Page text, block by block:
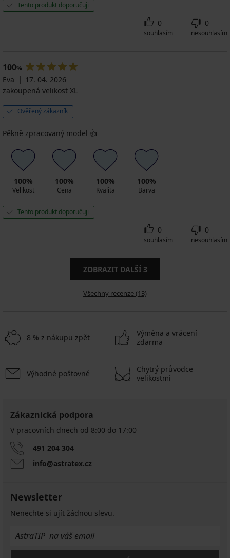
Tento produkt doporučuji
0
souhlasím
0
nesouhlasím
100%
Eva
17. 04. 2026
zakoupená velikost XL
Ověřený zákazník
Pěkně zpracovaný model 👍
100%
Velikost
100%
Cena
100%
Kvalita
100%
Barva
Tento produkt doporučuji
0
souhlasím
0
nesouhlasím
ZOBRAZIT DALŠÍ 3
Všechny recenze (13)
8 % z nákupu zpět
Výměna a vrácení
zdarma
Výhodné poštovné
Chytrý průvodce
velikostmi
Zákaznická podpora
V pracovních dnech od 8:00 do 17:00
491 204 304
info@astratex.cz
Newsletter
Nenechte si ujít žádnou slevu.